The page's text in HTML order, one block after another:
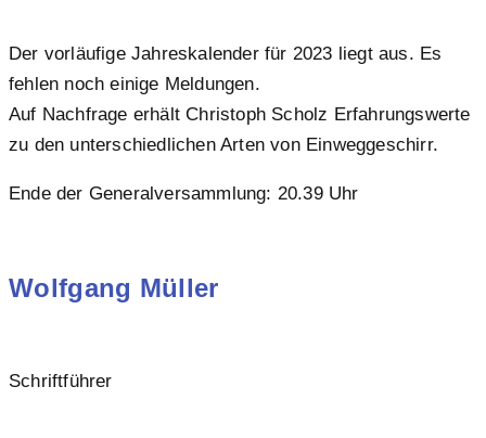
Der vorläufige Jahreskalender für 2023 liegt aus. Es
fehlen noch einige Meldungen.
Auf Nachfrage erhält Christoph Scholz Erfahrungswerte
zu den unterschiedlichen Arten von Einweggeschirr.
Ende der Generalversammlung: 20.39 Uhr
Wolfgang Müller
Schriftführer